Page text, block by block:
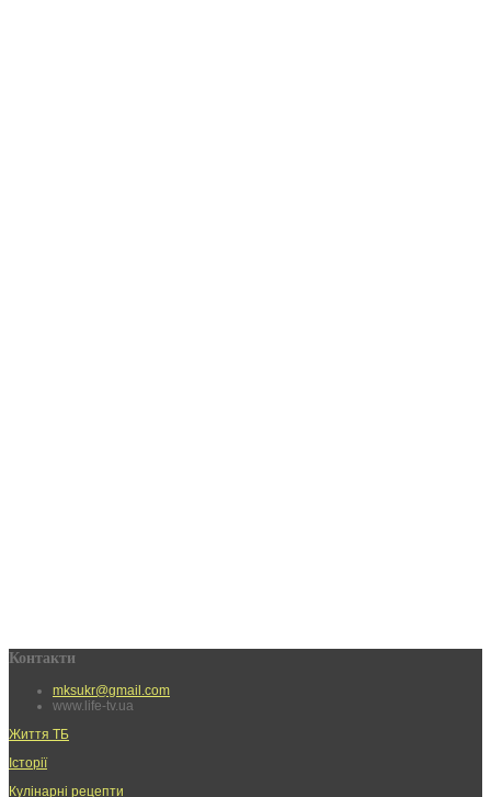
Контакти
mksukr@gmail.com
www.life-tv.ua
Життя ТБ
Історії
Кулінарні рецепти